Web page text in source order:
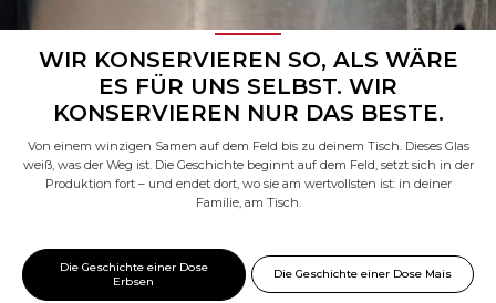
WIR KONSERVIEREN SO, ALS WÄRE
ES FÜR UNS SELBST. WIR
KONSERVIEREN NUR DAS BESTE.
Von einem winzigen Samen auf dem Feld bis zu deinem Tisch. Dieses Glas
weiß, was der Weg ist. Die Geschichte beginnt auf dem Feld, setzt sich in der
Produktion fort – und endet dort, wo sie am wertvollsten ist: in deiner
Familie, am Tisch.
Die Geschichte einer Dose
Erbsen
Die Geschichte einer Dose Mais